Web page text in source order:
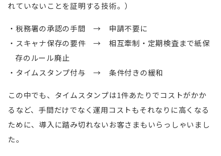
れていないことを証明する技術。）
税務署の承認の手間 → 申請不要に
スキャナ保存の要件 → 相互牽制・定期検査まで紙保
存のルール廃止
タイムスタンプ付与 → 条件付きの緩和
この中でも、タイムスタンプは1件あたりでコストがかか
るなど、手間だけでなく運用コストもそれなりに高くなる
ために、導入に踏み切れないお客さまもいらっしゃいまし
た。